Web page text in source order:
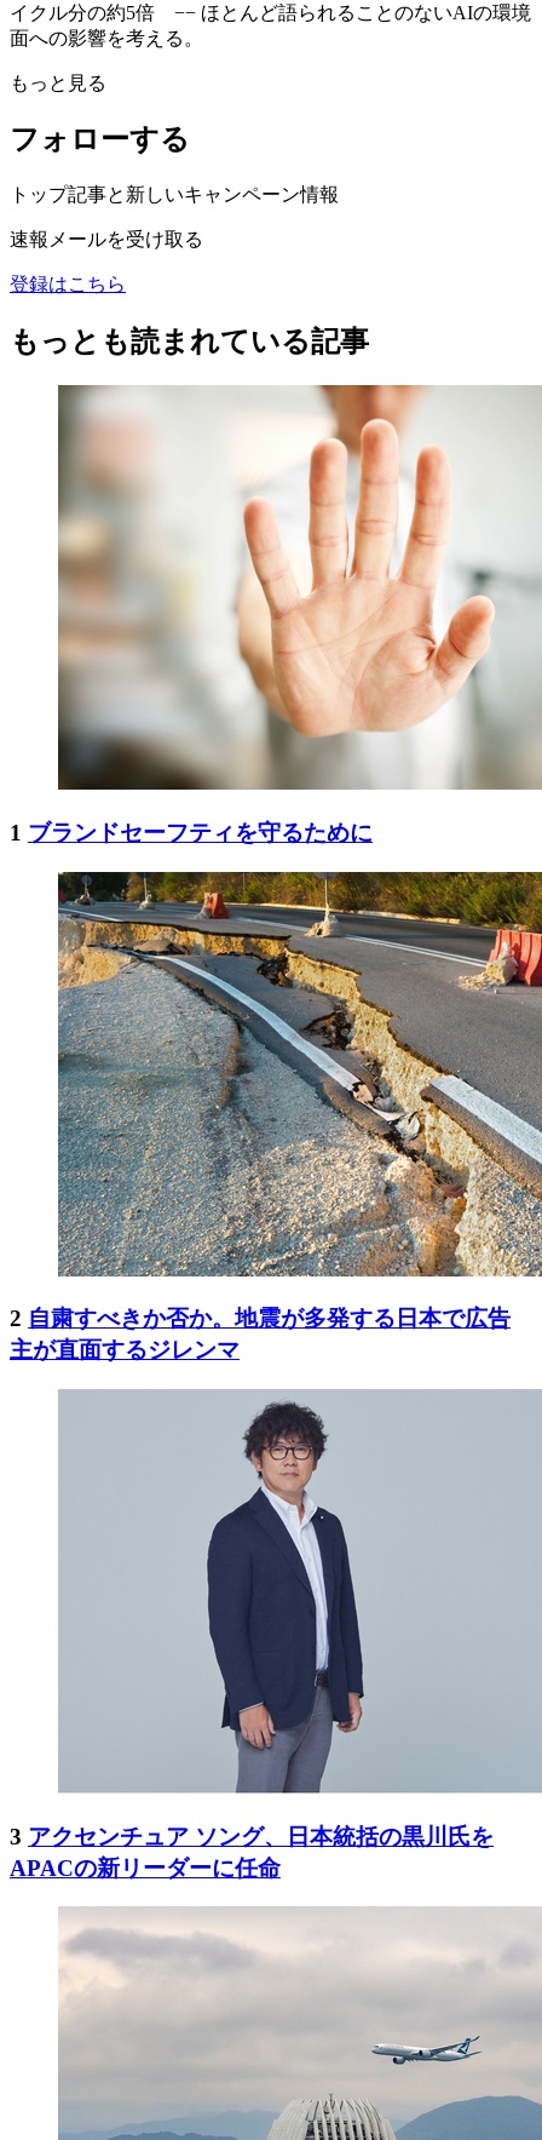
イクル分の約5倍 −− ほとんど語られることのないAIの環境
面への影響を考える。
もっと見る
フォローする
トップ記事と新しいキャンペーン情報
速報メールを受け取る
登録はこちら
もっとも読まれている記事
1 ブランドセーフティを守るために
2 自粛すべきか否か。地震が多発する日本で広告
主が直面するジレンマ
3 アクセンチュア ソング、日本統括の黒川氏を
APACの新リーダーに任命